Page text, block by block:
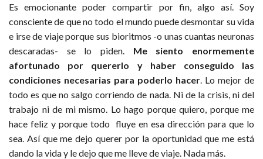
Es emocionante poder compartir por fin, algo así. Soy
consciente de que no todo el mundo puede desmontar su vida
e irse de viaje porque sus bioritmos -o unas cuantas neuronas
descaradas- se lo piden. Me siento enormemente
afortunado por quererlo y haber conseguido las
condiciones necesarias para poderlo hacer . Lo mejor de
todo es que no salgo corriendo de nada. Ni de la crisis, ni del
trabajo ni de mi mismo. Lo hago porque quiero, porque me
hace feliz y porque todo fluye en esa dirección para que lo
sea. Así que me dejo querer por la oportunidad que me está
dando la vida y le dejo que me lleve de viaje. Nada más.